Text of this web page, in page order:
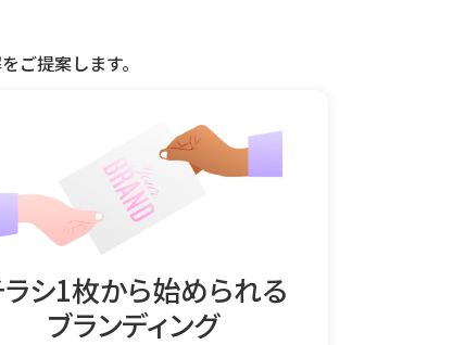
ご提案します。
シ1枚から始められる
ブランディング